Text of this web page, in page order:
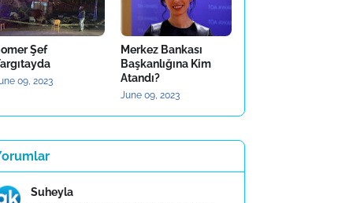
Şef
09, 2023
Merkez Bankası
Başkanlığına Kim
Atandı?
June 09, 2023
Suheyla